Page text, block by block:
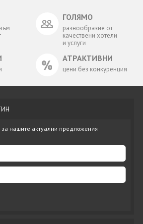
ГОЛЯМО
разнообразие от
качествени хотели
и услуги
АТРАКТИВНИ
цени без конкуренция
нашите актуални предложения